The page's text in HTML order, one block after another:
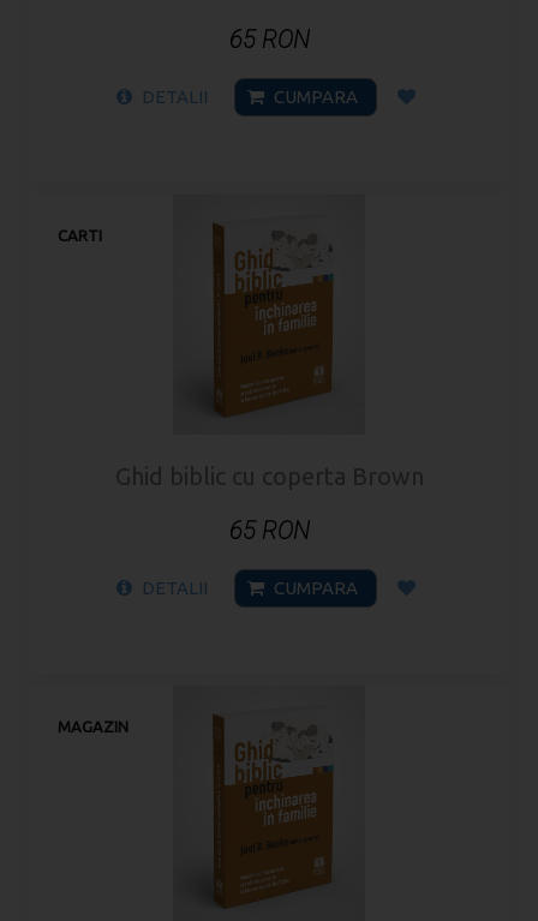
65 RON
DETALII CUMPARA
CARTI
Ghid biblic cu coperta Brown
65 RON
DETALII CUMPARA
MAGAZIN